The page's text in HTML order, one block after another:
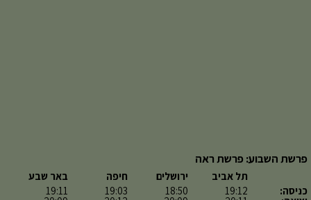
פרשת השבוע: פרשת ראה
כניסה:
תל אביב
19:12
ירושלים
18:50
חיפה
19:03
באר שבע
19:11